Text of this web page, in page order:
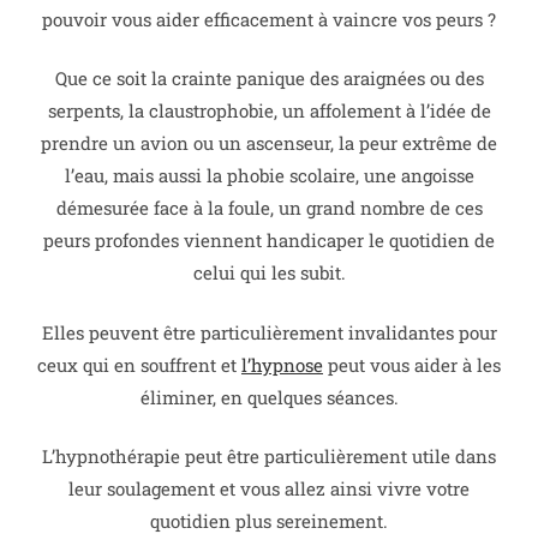
pouvoir vous aider efficacement à vaincre vos peurs ?
Que ce soit la crainte panique des araignées ou des
serpents, la claustrophobie, un affolement à l’idée de
prendre un avion ou un ascenseur, la peur extrême de
l’eau, mais aussi la phobie scolaire, une angoisse
démesurée face à la foule, un grand nombre de ces
peurs profondes viennent handicaper le quotidien de
celui qui les subit.
Elles peuvent être particulièrement invalidantes pour
ceux qui en souffrent et l’hypnose peut vous aider à les
éliminer, en quelques séances.
L’hypnothérapie peut être particulièrement utile dans
leur soulagement et vous allez ainsi vivre votre
quotidien plus sereinement.